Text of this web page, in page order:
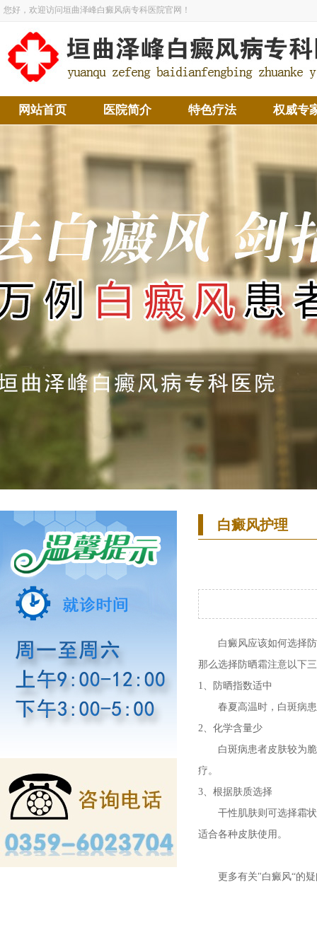
您好，欢迎访问垣曲泽峰白癜风病专科医院官网！
网站首页 医院简介 特色疗法 权威专
白癜风护理
白癜风应该如何选择防
那么选择防晒霜注意以下
1、防晒指数适中
春夏高温时，白斑病患
2、化学含量少
白斑病患者皮肤较为脆
疗。
3、根据肤质选择
干性肌肤则可选择霜状
适合各种皮肤使用。
更多有关"白癜风“的疑